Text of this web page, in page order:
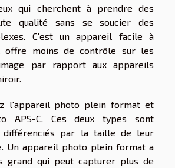
qui cherchent à prendre des
qualité sans se soucier des
C'est un appareil facile à
offre moins de contrôle sur les
par rapport aux appareils
l'appareil photo plein format et
APS-C. Ces deux types sont
différenciés par la taille de leur
Un appareil photo plein format a
grand qui peut capturer plus de